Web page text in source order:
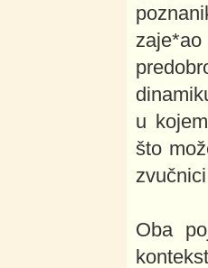
u
što
Oba